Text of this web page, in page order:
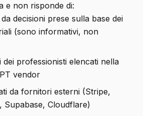
e non risponde di:
decisioni prese sulla base dei
(sono informativi, non
dei professionisti elencati nella
vendor
da fornitori esterni (Stripe,
Supabase, Cloudflare)